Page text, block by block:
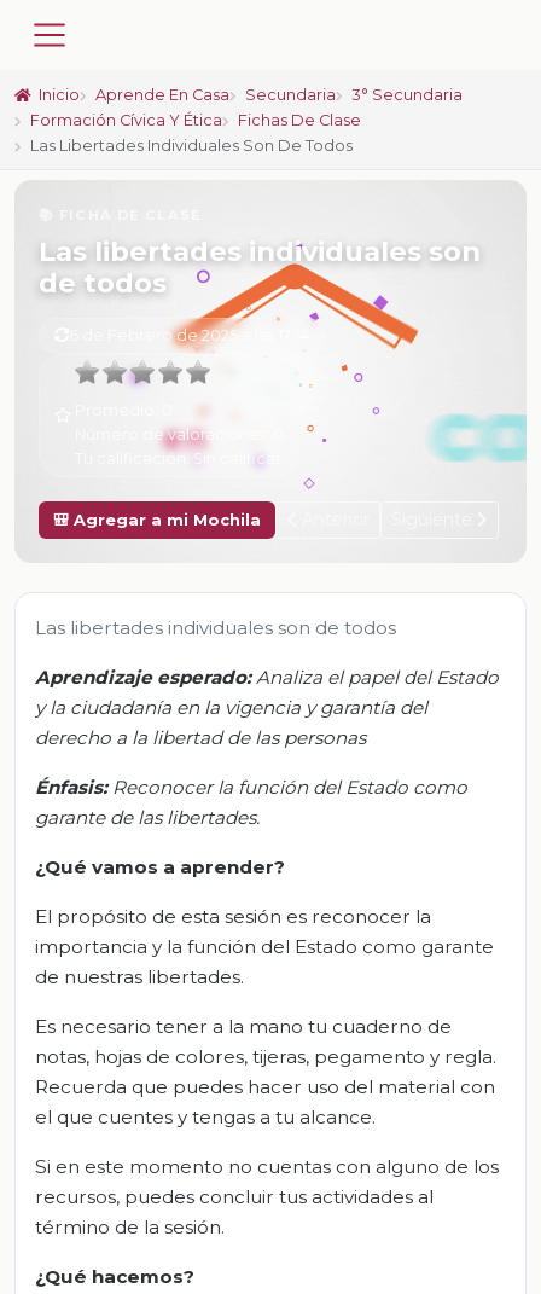
Inicio Aprende En Casa Secundaria
3° Secundaria
Formación Cívica Y Ética
Fichas De Clase
Las Libertades Individuales Son De Todos
Las libertades individuales son
de todos
6 de Febrero de 2025 a las 17:14
Número de valoraciones:
Tu calificación: Sin calificar
🎒 Agregar a mi Mochila
Las libertades individuales son de todos
Aprendizaje esperado:Analiza el papel del Estado
y la ciudadanía en la vigencia y garantía del
derecho a la libertad de las personas
Énfasis:Reconocer la función del Estado como
garante de las libertades.
¿Qué vamos a aprender?
El propósito de esta sesión es reconocer la
importancia y la función del Estado como garante
de nuestras libertades.
Es necesario tener a la mano tu cuaderno de
notas, hojas de colores, tijeras, pegamento y regla.
Recuerda que puedes hacer uso del material con
el que cuentes y tengas a tu alcance.
Si en este momento no cuentas con alguno de los
recursos, puedes concluir tus actividades al
término de la sesión.
¿Qué hacemos?